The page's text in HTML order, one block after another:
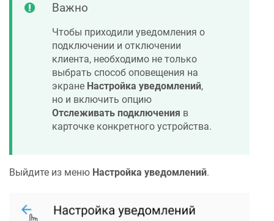
Важно
Чтобы приходили уведомления о
подключении и отключении
клиента, необходимо не только
выбрать способ оповещения на
экране Настройка уведомлений,
но и включить опцию
Отслеживать подключения в
карточке конкретного устройства.
Выйдите из меню Настройка уведомлений.